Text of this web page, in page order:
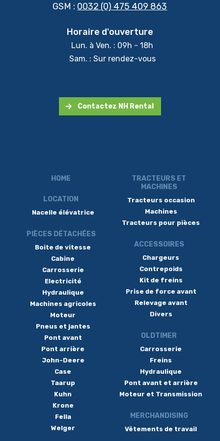
GSM : 0032 (0) 475 409 863
Horaire d'ouverture
Lun. à Ven. : 09h - 18h
Sam. : Sur rendez-vous
Contactez NH Rental
HOME
LOCATION
Nacelle élévatrice
PIÈCES DÉTACHÉES
Boite de vitesse
Cabine
Carrosserie
Electricité
Hydraulique
Machines agricoles
Moteur
Pneus et jantes
Pont avant
Pont arrière
John-Deere
Case
Taarup
Kuhn
Krone
Fella
Welger
TRACTEURS ET
MACHINES
Tracteurs occasion
Machines
Tracteurs pour pièces
ACCESSOIRES
Chargeurs
Contrepoids
Kit de freins
Prise de force avant
Relevage avant
Divers
OLDTIMER
Carrosserie
Freins
Hydraulique
Pont avant et arrière
Moteur et Transmission
MERCHANDISING
Vêtements de travail